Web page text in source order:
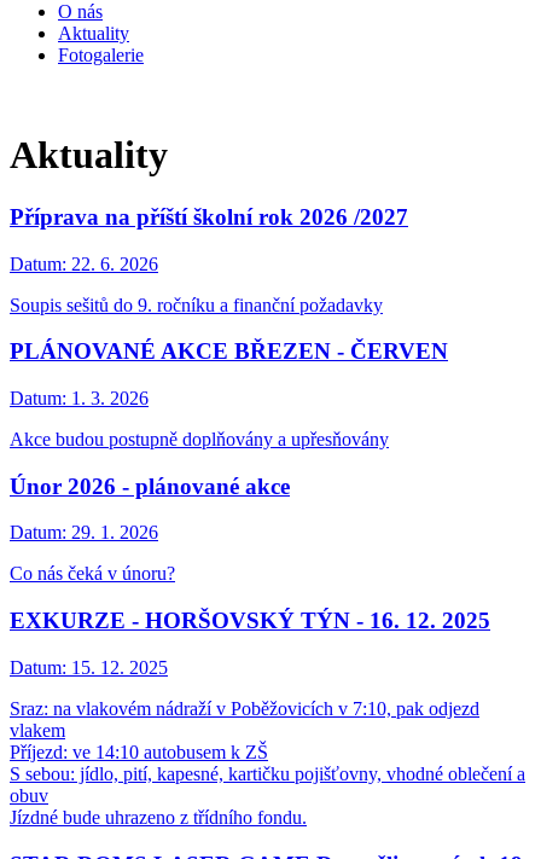
O nás
Aktuality
Fotogalerie
Aktuality
Příprava na příští školní rok 2026 /2027
Datum: 22. 6. 2026
Soupis sešitů do 9. ročníku a finanční požadavky
PLÁNOVANÉ AKCE BŘEZEN - ČERVEN
Datum: 1. 3. 2026
Akce budou postupně doplňovány a upřesňovány
Únor 2026 - plánované akce
Datum: 29. 1. 2026
Co nás čeká v únoru?
EXKURZE - HORŠOVSKÝ TÝN - 16. 12. 2025
Datum: 15. 12. 2025
Sraz: na vlakovém nádraží v Poběžovicích v 7:10, pak odjezd
vlakem
Příjezd: ve 14:10 autobusem k ZŠ
S sebou: jídlo, pití, kapesné, kartičku pojišťovny, vhodné oblečení a
obuv
Jízdné bude uhrazeno z třídního fondu.